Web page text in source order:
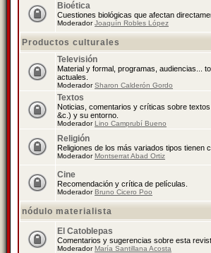
Bioética
Cuestiones biológicas que afectan
ModeradorJoaquín Robles López
Productos culturales
Televisión
Material y formal, programas, audiencias...
actuales.
ModeradorSharon Calderón Gordo
Textos
Noticias, comentarios y críticas sobre
&c.) y su entorno.
ModeradorLino Camprubí Bueno
Religión
Religiones de los más variados tipos tienen
ModeradorMontserrat Abad Ortiz
Cine
Recomendación y crítica de películas.
ModeradorBruno Cicero Poo
nódulo materialista
El Catoblepas
Comentarios y sugerencias sobre esta
ModeradorMaría Santillana Acosta